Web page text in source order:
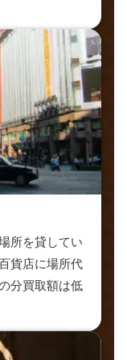
所を貸してい
貨店に場所代
分買取額は低